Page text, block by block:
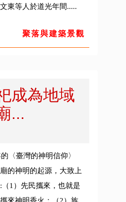
東等人於道光年間.....
聚落與建築景觀
成為地域
...
〈臺灣的神明信仰〉
的神明的起源，大致上
1）先民攜來，也就是